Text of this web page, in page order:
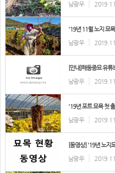
남광우
'19년 11월 노지 묘
남광우
[안내]해동종묘 유튜
남광우
'19년 포트 묘목 첫
남광우
[동영상] '19년 노지
남광우